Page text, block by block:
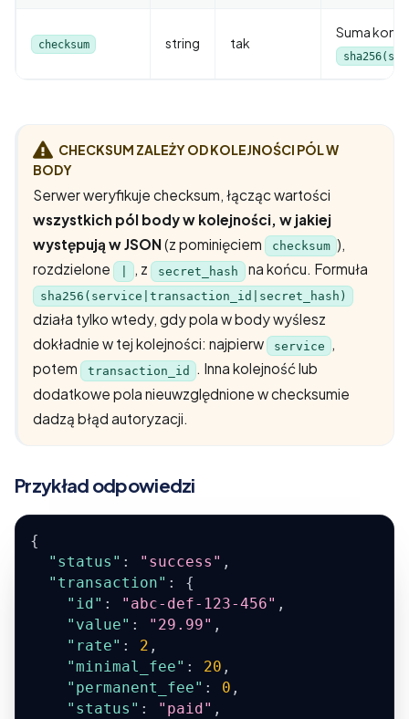
checksum string tak
Suma
CHECKSUM ZALEŻY OD KOLEJNOŚCI PÓL W
BODY
Serwer weryfikuje checksum, łącząc wartości
wszystkich pól body w kolejności, w jakiej
występują w JSON (z pominięciem checksum ),
rozdzielone
, z secret_hash na końcu. Formuła
sha256(service|transaction_id|secret_hash)
działa tylko wtedy, gdy pola w body wyślesz
dokładnie w tej kolejności: najpierw
service
,
potem
transaction_id
. Inna kolejność lub
dodatkowe pola nieuwzględnione w checksumie
dadzą błąd autoryzacji.
Przykład odpowiedzi
{
"status" : "success" ,
"transaction" :
{
"id" : "abc-def-123-456" ,
"value" : "29.99" ,
"rate" : 2 ,
"minimal_fee" : 20 ,
"permanent_fee" : 0 ,
"status" : "paid" ,